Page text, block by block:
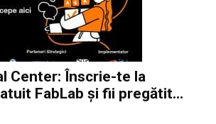
Center: Înscrie-te la
FabLab și fii pregătit...